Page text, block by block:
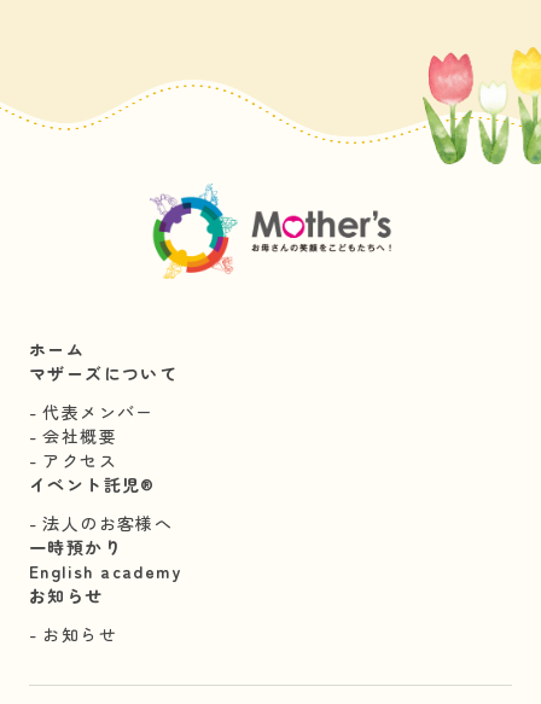
ホーム
マザーズについて
代表メンバー
会社概要
アクセス
イベント託児®︎
法人のお客様へ
一時預かり
English academy
お知らせ
お知らせ